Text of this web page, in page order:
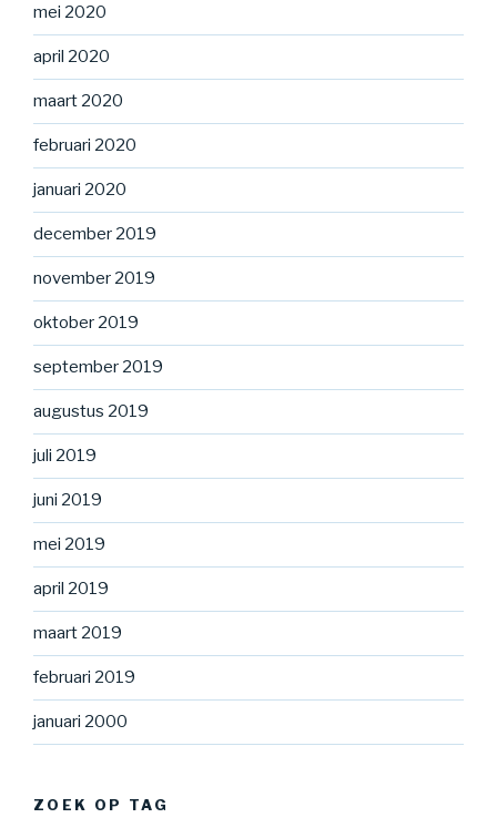
mei 2020
april 2020
maart 2020
februari 2020
januari 2020
december 2019
november 2019
oktober 2019
september 2019
augustus 2019
juli 2019
juni 2019
mei 2019
april 2019
maart 2019
februari 2019
januari 2000
ZOEK OP TAG